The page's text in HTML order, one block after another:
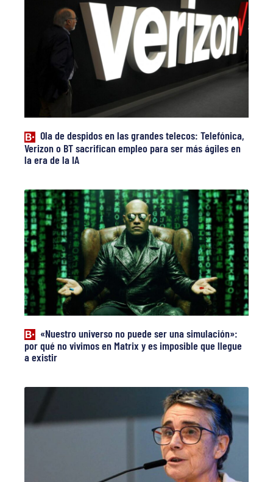
Ola de despidos en las grandes telecos: Telefónica,
Verizon o BT sacrifican empleo para ser más ágiles en
la era de la IA
«Nuestro universo no puede ser una simulación»:
por qué no vivimos en Matrix y es imposible que llegue
a existir